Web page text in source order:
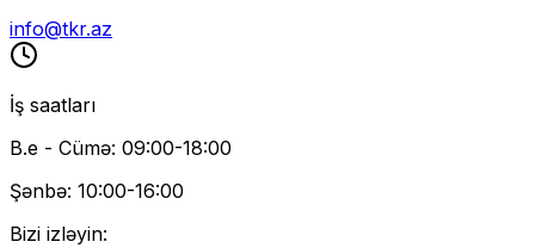
info@tkr.az
İş saatları
B.e - Cümə: 09:00-18:00
Şənbə: 10:00-16:00
Bizi izləyin: